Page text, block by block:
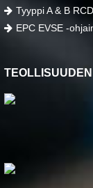
Tyyppi A & B RCD
EPC EVSE -